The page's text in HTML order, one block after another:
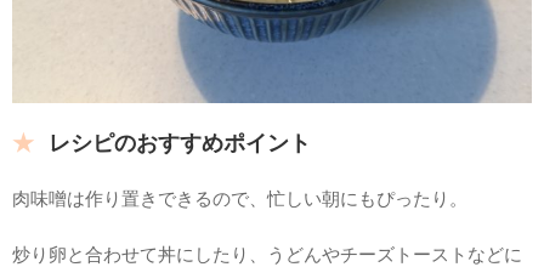
レシピのおすすめポイント
肉味噌は作り置きできるので、忙しい朝にもぴったり。
炒り卵と合わせて丼にしたり、うどんやチーズトーストなどに